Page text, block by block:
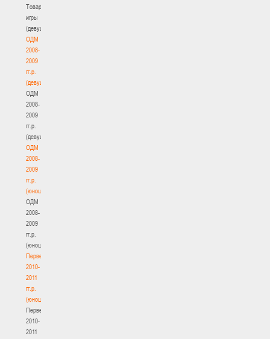
Товарищеские
игры
(девушки)
ОДМ
2008-
2009
гг.р.
(девушки)
ОДМ
2008-
2009
гг.р.
(девушки)
ОДМ
2008-
2009
гг.р.
(юноши)
ОДМ
2008-
2009
гг.р.
(юноши)
Первенство
2010-
2011
гг.р.
(юноши)
Первенство
2010-
2011